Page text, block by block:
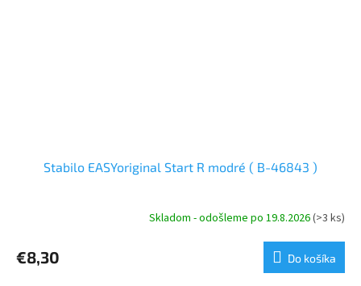
Stabilo EASYoriginal Start R modré ( B-46843 )
Skladom - odošleme po 19.8.2026(>3 ks)
€8,30 Do košíka